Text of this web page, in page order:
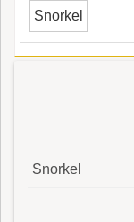
Snorkel
Snorkel